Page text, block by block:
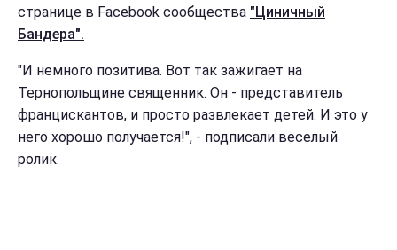
странице в Facebook сообщества "Циничный
Бандера".
"И немного позитива. Вот так зажигает на
Тернопольщине священник. Он - представитель
францискантов, и просто развлекает детей. И это у
него хорошо получается!", - подписали веселый
ролик.